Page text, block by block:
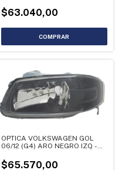
$63.040,00
OPTICA VOLKSWAGEN GOL
06/12 (G4) ARO NEGRO IZQ -
$65.570,00